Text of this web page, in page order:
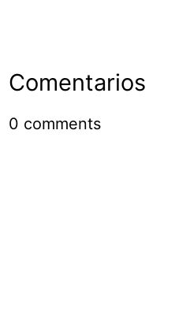
Comentarios
0 comments